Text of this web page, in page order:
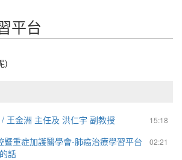
平台
)
15:18
王金洲 主任及 洪仁宇 副教授
02:21
暨重症加護醫學會-肺癌治療學習平台
話